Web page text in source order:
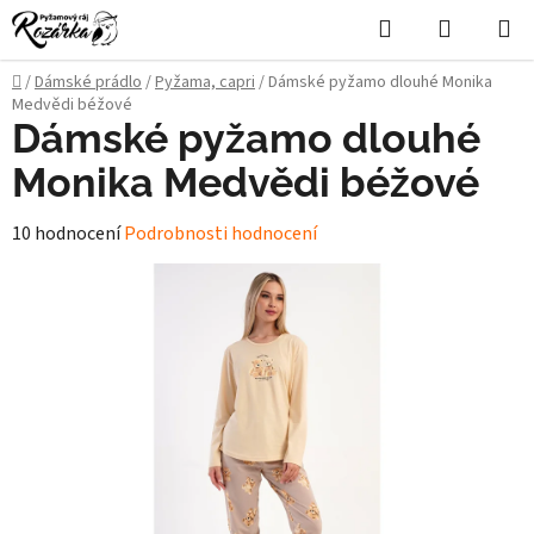
Přejít
na
obsah
Hledat
KOŠÍK
Domů
/Dámské prádlo/Pyžama, capri/Dámské pyžamo dlouhé Monika
Medvědi béžové
Dámské pyžamo dlouhé
Monika Medvědi béžové
Průměrné
10 hodnoceníPodrobnosti hodnocení